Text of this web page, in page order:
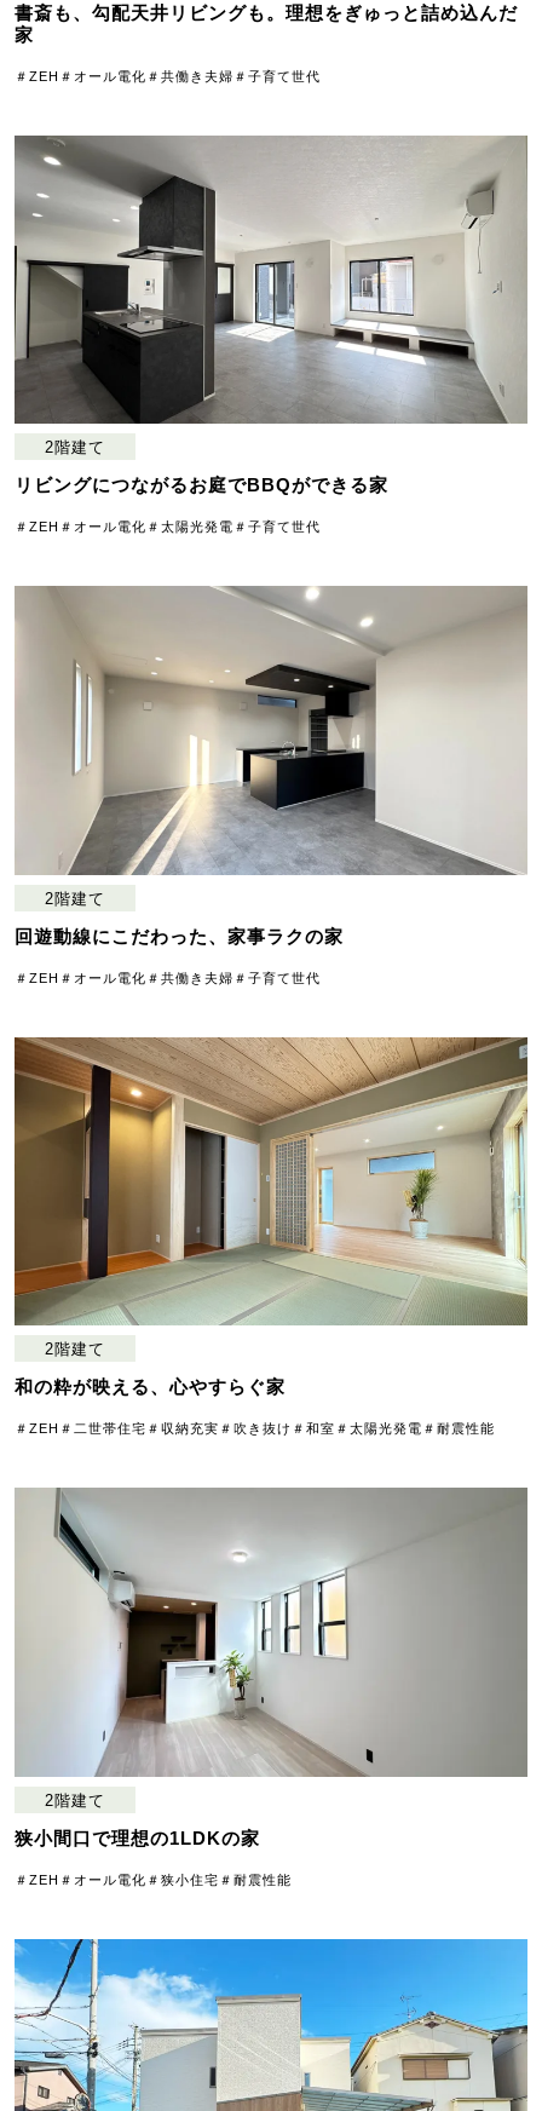
書斎も、勾配天井リビングも。理想をぎゅっと詰め込んだ
家
＃ZEH ＃オール電化 ＃共働き夫婦 ＃子育て世代
2階建て
リビングにつながるお庭でBBQができる家
＃ZEH ＃オール電化 ＃太陽光発電 ＃子育て世代
2階建て
回遊動線にこだわった、家事ラクの家
＃ZEH ＃オール電化 ＃共働き夫婦 ＃子育て世代
2階建て
和の粋が映える、心やすらぐ家
＃ZEH ＃二世帯住宅 ＃収納充実 ＃吹き抜け ＃和室 ＃太陽光発電 ＃耐震性能
2階建て
狭小間口で理想の1LDKの家
＃ZEH ＃オール電化 ＃狭小住宅 ＃耐震性能